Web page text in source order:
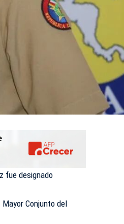
fue designado
Conjunto del